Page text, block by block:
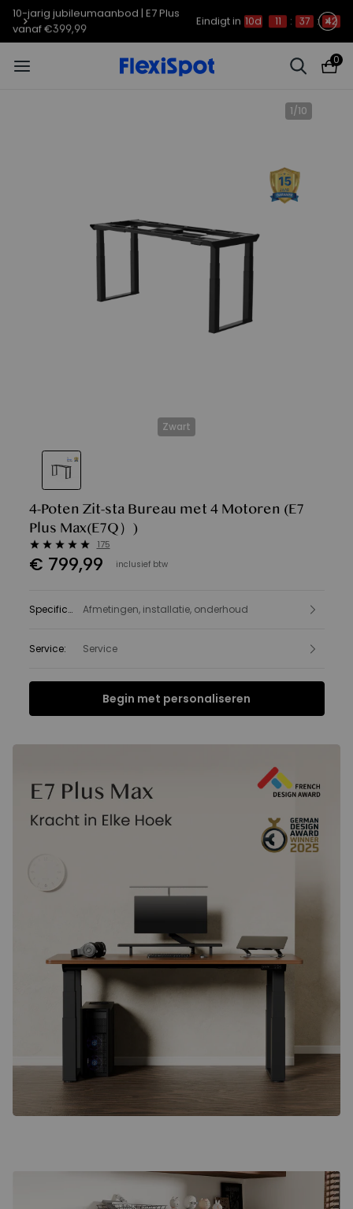
10-jarig jubileumaanbod | E7 Plus
vanaf €399,99
Eindigt in 10d 11 : 37 : 41
0
1/10
Zwart
4-Poten Zit-sta Bureau met 4 Motoren (E7
Plus Max(E7Q）)
175
€ 799,99 inclusief btw
Specificatie :
Afmetingen, installatie, onderhoud
Service: Service
Begin met personaliseren
Specificatie FAQ